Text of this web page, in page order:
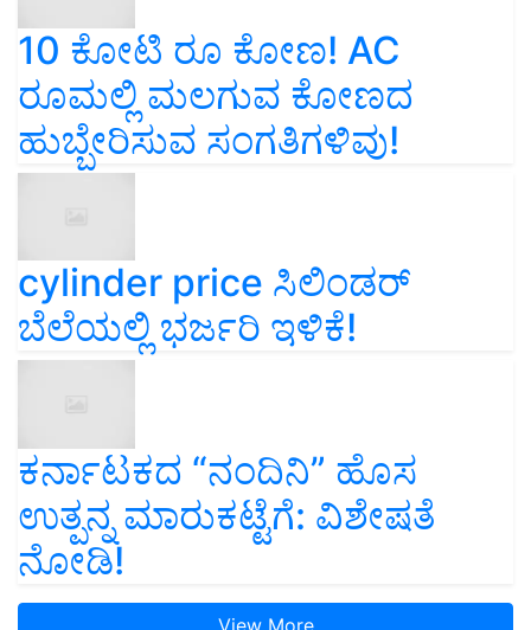
10 ಕೋಟಿ ರೂ ಕೋಣ! AC
ರೂಮಲ್ಲಿ ಮಲಗುವ ಕೋಣದ
ಹುಬ್ಬೇರಿಸುವ ಸಂಗತಿಗಳಿವು!
cylinder price ಸಿಲಿಂಡರ್‌
ಬೆಲೆಯಲ್ಲಿ ಭರ್ಜರಿ ಇಳಿಕೆ!
ಕರ್ನಾಟಕದ “ನಂದಿನಿ” ಹೊಸ
ಉತ್ಪನ್ನ ಮಾರುಕಟ್ಟೆಗೆ: ವಿಶೇಷತೆ
ನೋಡಿ!
View More